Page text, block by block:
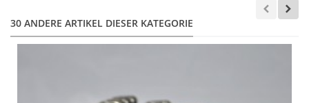
30 ANDERE ARTIKEL DIESER KATEGORIE